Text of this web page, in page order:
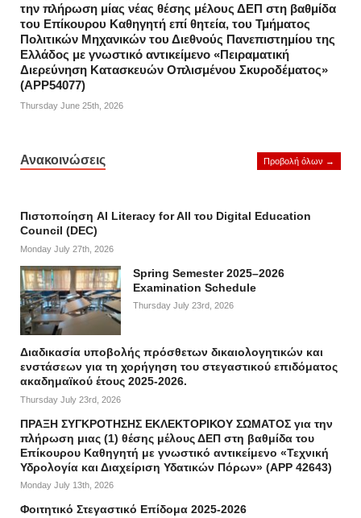
την πλήρωση μίας νέας θέσης μέλους ΔΕΠ στη βαθμίδα
του Επίκουρου Καθηγητή επί θητεία, του Τμήματος
Πολιτικών Μηχανικών του Διεθνούς Πανεπιστημίου της
Ελλάδος με γνωστικό αντικείμενο «Πειραματική
Διερεύνηση Κατασκευών Οπλισμένου Σκυροδέματος»
(APP54077)
Thursday June 25th, 2026
Ανακοινώσεις Προβολή όλων →
Πιστοποίηση AI Literacy for All του Digital Education
Council (DEC)
Monday July 27th, 2026
Spring Semester 2025–2026
Examination Schedule
Thursday July 23rd, 2026
Διαδικασία υποβολής πρόσθετων δικαιολογητικών και
ενστάσεων για τη χορήγηση του στεγαστικού επιδόματος
ακαδημαϊκού έτους 2025-2026.
Thursday July 23rd, 2026
ΠΡΑΞΗ ΣΥΓΚΡΟΤΗΣΗΣ ΕΚΛΕΚΤΟΡΙΚΟΥ ΣΩΜΑΤΟΣ για την
πλήρωση μιας (1) θέσης μέλους ΔΕΠ στη βαθμίδα του
Επίκουρου Καθηγητή με γνωστικό αντικείμενο «Τεχνική
Υδρολογία και Διαχείριση Υδατικών Πόρων» (APP 42643)
Monday July 13th, 2026
Φοιτητικό Στεγαστικό Επίδομα 2025-2026